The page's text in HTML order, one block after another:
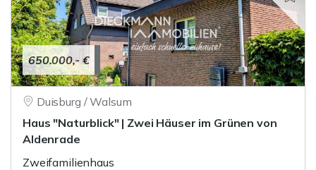
650.000,- €
Duisburg / Walsum
Haus "Naturblick" | Zwei Häuser im Grünen von
Aldenrade
Zweifamilienhaus